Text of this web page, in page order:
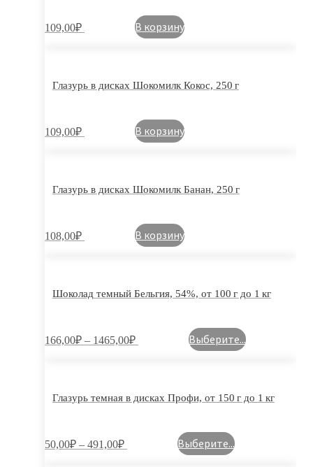
109,00₽ В корзину
Глазурь в дисках Шокомилк Кокос, 250 г
109,00₽ В корзину
Глазурь в дисках Шокомилк Банан, 250 г
108,00₽ В корзину
Шоколад темный Бельгия, 54%, от 100 г до 1 кг
166,00₽ – 1465,00₽ Выберите...
Глазурь темная в дисках Профи, от 150 г до 1 кг
50,00₽ – 491,00₽ Выберите...